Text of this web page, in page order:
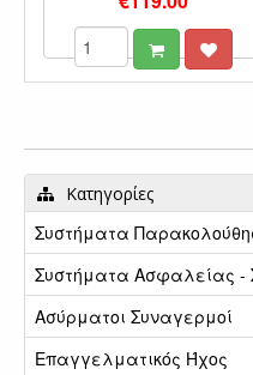
Κατηγορίες
Συστήματα
Συστήματα Ασφαλείας -
Ασύρματοι Συναγερμοί
Επαγγελματικός Ήχος